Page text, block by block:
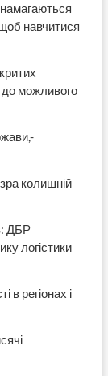
навчитися
до можливого
колишній
ДБР
логістики
в регіонах і